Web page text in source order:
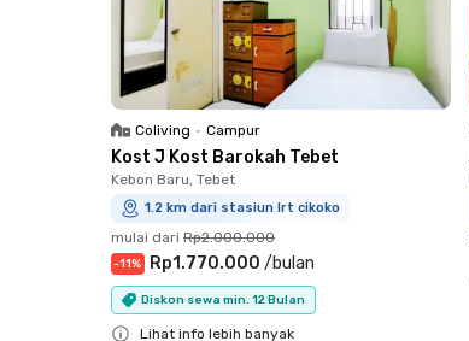
Coliving • Campur
Kost J Kost Barokah Tebet
Kebon Baru, Tebet
1.2 km dari stasiun lrt cikoko
mulai dari Rp2.000.000
-11% Rp1.770.000 /bulan
Diskon sewa min. 12 Bulan
Lihat info lebih banyak